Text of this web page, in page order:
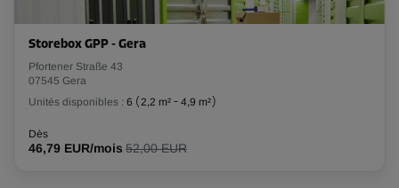
Storebox GPP - Gera
Pfortener Straße 43
07545 Gera
Unités disponibles : 6 ( 2,2 m² - 4,9 m²)
Dès
46,79 EUR/mois 52,00 EUR